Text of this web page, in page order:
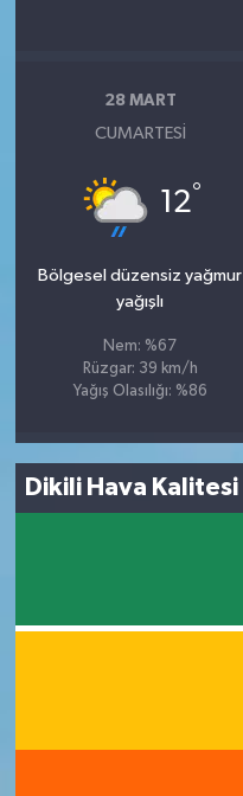
28 MART
CUMARTESI
12°
Bölgesel düzensiz yağmur
yağışlı
Nem: %67
Rüzgar: 39 km/h
Yağış Olasılığı: %86
Dikili Hava Kalitesi